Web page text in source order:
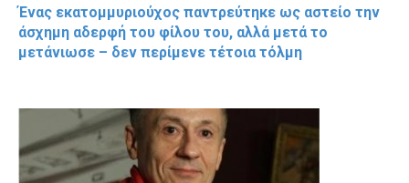
Ένας εκατομμυριούχος παντρεύτηκε ως αστείο την
άσχημη αδερφή του φίλου του, αλλά μετά το
μετάνιωσε – δεν περίμενε τέτοια τόλμη